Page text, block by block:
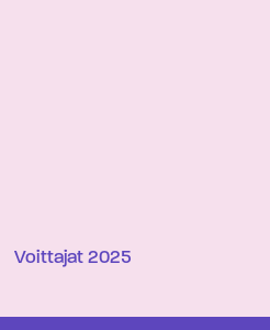
Voittajat 2025